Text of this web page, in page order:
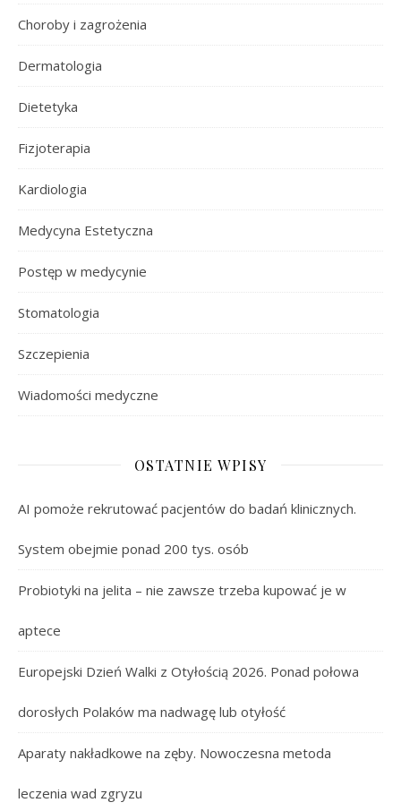
Choroby i zagrożenia
Dermatologia
Dietetyka
Fizjoterapia
Kardiologia
Medycyna Estetyczna
Postęp w medycynie
Stomatologia
Szczepienia
Wiadomości medyczne
OSTATNIE WPISY
AI pomoże rekrutować pacjentów do badań klinicznych.
System obejmie ponad 200 tys. osób
Probiotyki na jelita – nie zawsze trzeba kupować je w
aptece
Europejski Dzień Walki z Otyłością 2026. Ponad połowa
dorosłych Polaków ma nadwagę lub otyłość
Aparaty nakładkowe na zęby. Nowoczesna metoda
leczenia wad zgryzu